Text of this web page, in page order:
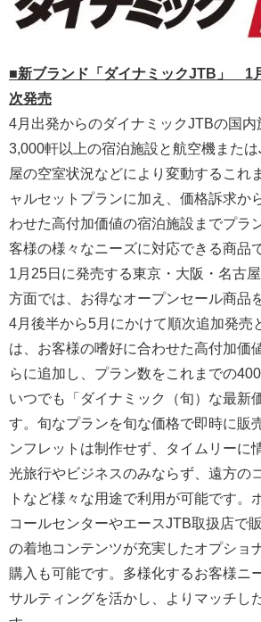
■新ブランド「ダイナミックJTB」 1
次発売
4月出発からのダイナミックJTBの国
3,000軒以上の宿泊施設と航空機また
屋の空室状況などにより変動するこれ
ャルセットプランに加え、価格訴求か
わせた高付加価値の宿泊施設までプラ
客様の様々なニーズに対応できる商品
1月25日に発売する東京・大阪・名古
方面では、お得なオープンセール商品
4月後半から5月にかけて順次追加発売
は、お客様の嗜好に合わせた高付加価
らに追加し、プラン数をこれまでの
いつでも「ダイナミック（旬）な最新
す。旬なプランを旬な価格で即時に販
ンフレットは制作せず、タイムリーに
光旅行やビジネスのみならず、遠方の
トなど様々な用途で利用が可能です。
コールセンターやエースJTB取扱店で
の着地コンテンツが充実したオプショ
購入も可能です。多様化するお客様ニ
サルティングを活かし、よりマッチし